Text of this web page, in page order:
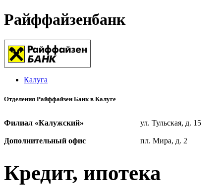
Райффайзенбанк
Калуга
Отделения Райффайзен Банк в Калуге
Филиал «Калужский» ул. Тульская, д. 15
Дополнительный офис пл. Мира, д. 2
Кредит, ипотека